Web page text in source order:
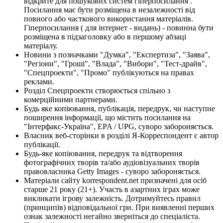
Посилання має бути розміщена в незалежності від
повного або часткового використання матеріалів.
Гіперпосилання ( для інтернет - видань) - повинна бути
розміщена в підзаголовку або в першому абзаці
матеріалу.
Новини з позначками "Думка", "Експертиза", "Заява",
"Регіони", "Гроші", "Влада", "Вибори", "Тест-драйв",
"Спецпроекти", "Промо" публікуються на правах
реклами.
Розділ Спецпроекти створюється спільно з
комерційними партнерами.
Будь яке копіювання, публікація, передрук, чи наступне
поширення інформації, що містить посилання на
"Інтерфакс-Україна", EPA / UPG, суворо забороняється.
Власник веб-сторінки в розділі Я-Корреспондент є автор
публікації.
Будь-яке копіювання, передрук та відтворення
фотографічних творів та/або аудіовізуальних творів
правовласника Getty Images - суворо забороняється.
Матеріали сайту korrespondent.net призначені для осіб
старше 21 року (21+). Участь в азартних іграх може
викликати ігрову залежність. Дотримуйтесь правил
(принципів) відповідальної гри. При виявленні перших
ознак залежності негайно зверніться до спеціаліста.